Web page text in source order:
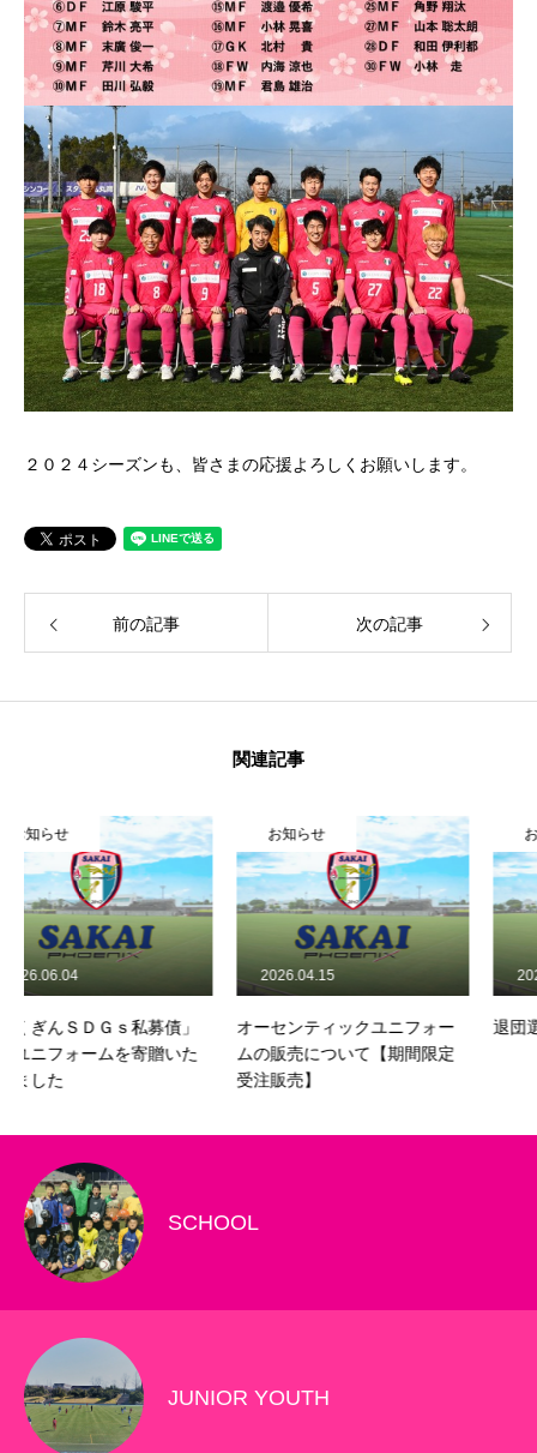
２０２４シーズンも、皆さまの応援よろしくお願いします。
前の記事 次の記事
関連記事
」
た
お知らせ
オーセンティックユニフォー
ムの販売について【期間限定
お知らせ
退団選手のお知らせ
SCHOOL
JUNIOR YOUTH